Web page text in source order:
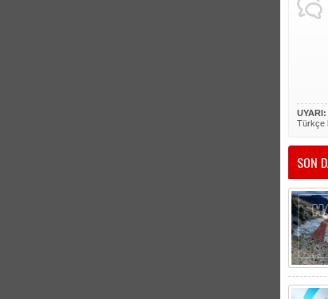
UYARI:
Türkçe
SON